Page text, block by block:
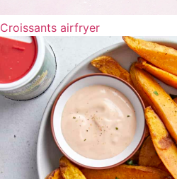
Croissants airfryer